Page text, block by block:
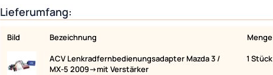
Lieferumfang:
Bild Bezeichnung
Menge
ACV Lenkradfernbedienungsadapter Mazda 3 /
MX-5 2009->mit Verstärker
1 Stück